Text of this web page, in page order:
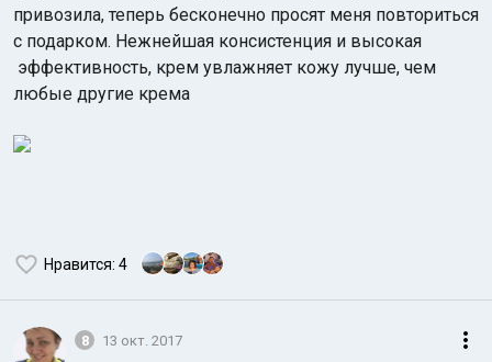
привозила, теперь бесконечно просят меня повториться
с подарком. Нежнейшая консистенция и высокая
эффективность, крем увлажняет кожу лучше, чем
любые другие крема
Нравится: 4
8 13 окт. 2017